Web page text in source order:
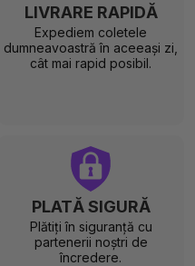
LIVRARE RAPIDĂ
Expediem coletele
dumneavoastră în aceeași zi,
cât mai rapid posibil.
PLATĂ SIGURĂ
Plătiți în siguranță cu
partenerii noștri de
încredere.